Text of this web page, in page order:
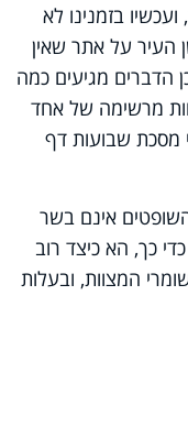
בזמנינו לא
העיר על אתר שאין
הדברים מגיעים כמה
מרשימה של אחד
מסכת שבועות דף
אינם בשר
כך, הא כיצד רוב
המצוות, ובעלות